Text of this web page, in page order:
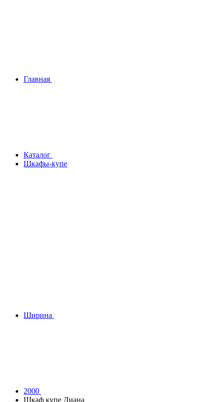
Главная
Каталог
Шкафы-купе
Ширина
2000
Шкаф купе Диана